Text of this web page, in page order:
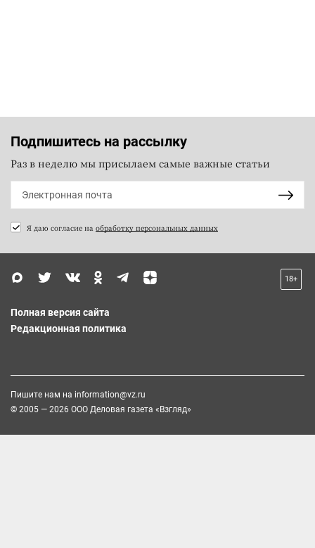
Подпишитесь на рассылку
Раз в неделю мы присылаем самые важные статьи
Я даю согласие на обработку персональных данных
18+
Полная версия сайта
Редакционная политика
Пишите нам на information@vz.ru
© 2005 — 2026 ООО Деловая газета «Взгляд»